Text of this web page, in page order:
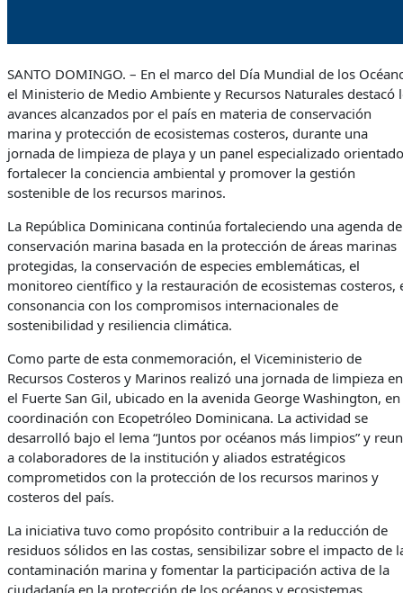
SANTO DOMINGO. – En el marco del Día Mundial de los
el Ministerio de Medio Ambiente y Recursos Naturales destacó
avances alcanzados por el país en materia de conservación
marina y protección de ecosistemas costeros, durante una
jornada de limpieza de playa y un panel especializado
fortalecer la conciencia ambiental y promover la gestión
sostenible de los recursos marinos.
La República Dominicana continúa fortaleciendo una agenda de
conservación marina basada en la protección de áreas marinas
protegidas, la conservación de especies emblemáticas, el
monitoreo científico y la restauración de ecosistemas costeros,
consonancia con los compromisos internacionales de
sostenibilidad y resiliencia climática.
Como parte de esta conmemoración, el Viceministerio de
Recursos Costeros y Marinos realizó una jornada de limpieza en
el Fuerte San Gil, ubicado en la avenida George Washington, en
coordinación con Ecopetróleo Dominicana. La actividad se
desarrolló bajo el lema “Juntos por océanos más limpios” y
a colaboradores de la institución y aliados estratégicos
comprometidos con la protección de los recursos marinos y
costeros del país.
La iniciativa tuvo como propósito contribuir a la reducción de
residuos sólidos en las costas, sensibilizar sobre el impacto de
contaminación marina y fomentar la participación activa de la